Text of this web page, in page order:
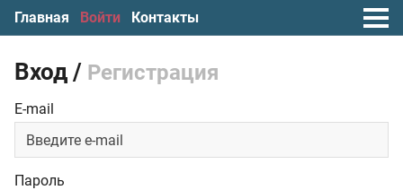
Главная Войти Контакты
Вход / Регистрация
E-mail
Пароль